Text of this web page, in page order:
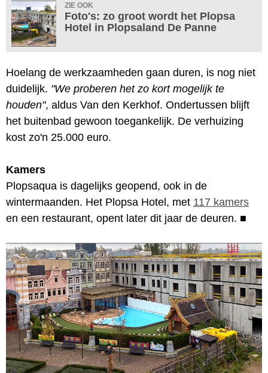
ZIE OOK
Foto's: zo groot wordt het Plopsa
Hotel in Plopsaland De Panne
Hoelang de werkzaamheden gaan duren, is nog niet
duidelijk. "We proberen het zo kort mogelijk te
houden", aldus Van den Kerkhof. Ondertussen blijft
het buitenbad gewoon toegankelijk. De verhuizing
kost zo'n 25.000 euro.
Kamers
Plopsaqua is dagelijks geopend, ook in de
wintermaanden. Het Plopsa Hotel, met 117 kamers
en een restaurant, opent later dit jaar de deuren. ■